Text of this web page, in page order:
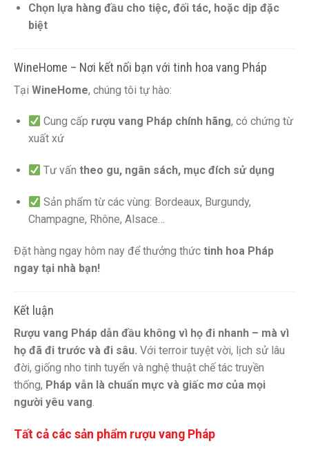
Chọn lựa hàng đầu cho tiệc, đối tác, hoặc dịp đặc
biệt
WineHome – Nơi kết nối bạn với tinh hoa vang Pháp
Tại WineHome, chúng tôi tự hào:
Cung cấp rượu vang Pháp chính hãng, có chứng từ
xuất xứ
Tư vấntheo gu, ngân sách, mục đích sử dụng
Sản phẩm từ các vùng: Bordeaux, Burgundy,
Champagne, Rhône, Alsace…
Đặt hàng ngay hôm nay để thưởng thức tinh hoa Pháp
ngay tại nhà bạn!
Kết luận
Rượu vang Pháp dẫn đầu không vì họ đi nhanh – mà vì
họ đã đi trước và đi sâu. Với terroir tuyệt vời, lịch sử lâu
đời, giống nho tinh tuyển và nghệ thuật chế tác truyền
thống, Pháp vẫn là chuẩn mực và giấc mơ của mọi
người yêu vang
Tất cả các sản phẩm rượu vang Pháp